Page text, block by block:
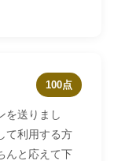
100点
を送りまし
て利用する方
んと応えて下